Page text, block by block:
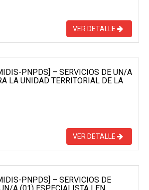
VER DETALLE
PNPDS] – SERVICIOS DE UN/A
LA UNIDAD TERRITORIAL DE LA
VER DETALLE
PNPDS] – SERVICIOS DE